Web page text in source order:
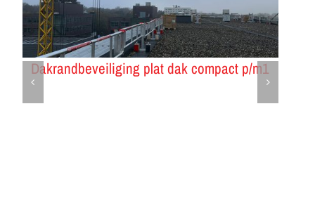
compact p/m1 Cityfence (Damwandhek)